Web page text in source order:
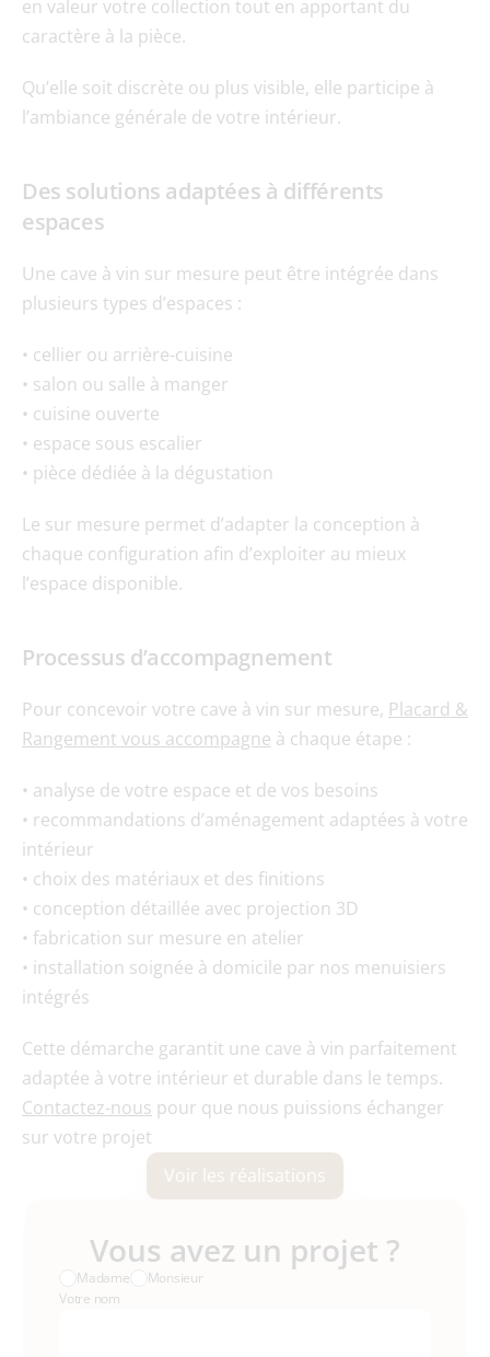
en valeur votre collection tout en apportant du
caractère à la pièce.
Qu’elle soit discrète ou plus visible, elle participe à
l’ambiance générale de votre intérieur.
Des solutions adaptées à différents
espaces
Une cave à vin sur mesure peut être intégrée dans
plusieurs types d’espaces :
• cellier ou arrière-cuisine
• salon ou salle à manger
• cuisine ouverte
• espace sous escalier
• pièce dédiée à la dégustation
Le sur mesure permet d’adapter la conception à
chaque configuration afin d’exploiter au mieux
l’espace disponible.
Processus d’accompagnement
Pour concevoir votre cave à vin sur mesure, Placard &
Rangement vous accompagne à chaque étape :
• analyse de votre espace et de vos besoins
• recommandations d’aménagement adaptées à votre
intérieur
• choix des matériaux et des finitions
• conception détaillée avec projection 3D
• fabrication sur mesure en atelier
• installation soignée à domicile par nos menuisiers
intégrés
Cette démarche garantit une cave à vin parfaitement
Contactez-nous pour que nous puissions échanger
sur votre projet
Voir les réalisations
Vous avez un projet ?
Madame
Monsieur
Votre nom